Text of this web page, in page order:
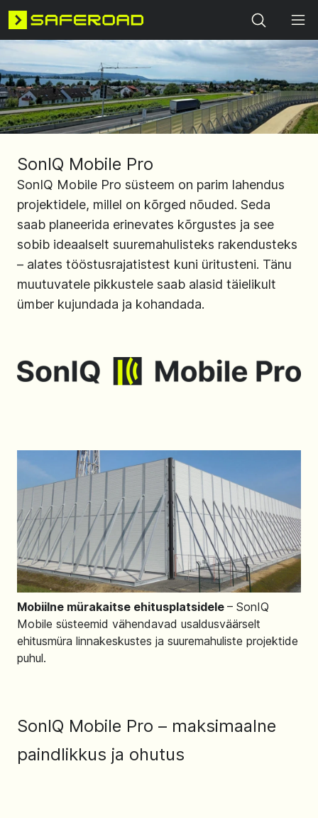
Search
SonIQ Mobile Pro
SonIQ Mobile Pro süsteem on parim lahendus
projektidele, millel on kõrged nõuded. Seda
saab planeerida erinevates kõrgustes ja see
sobib ideaalselt suuremahulisteks rakendusteks
– alates tööstusrajatistest kuni üritusteni. Tänu
muutuvatele pikkustele saab alasid täielikult
ümber kujundada ja kohandada.
Mobiilne mürakaitse ehitusplatsidele – SonIQ
Mobile süsteemid vähendavad usaldusväärselt
ehitusmüra linnakeskustes ja suuremahuliste projektide
puhul.
SonIQ Mobile Pro – maksimaalne
paindlikkus ja ohutus